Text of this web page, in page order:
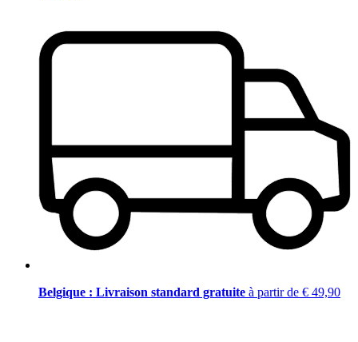
Belgique : Livraison standard gratuite à partir de € 49,90